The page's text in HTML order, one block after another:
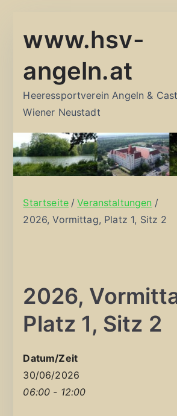
Inhalt
www.hsv-
angeln.at
Heeressportverein Angeln &
Wiener Neustadt
Startseite
Veranstaltungen
2026, Vormittag, Platz 1, Sitz 2
2026,
Platz 1, Sitz 2
Datum/Zeit
30/06/2026
06:00 - 12:00